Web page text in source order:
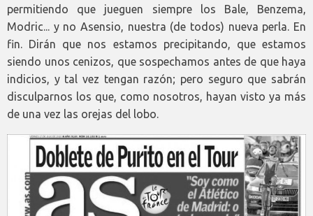
permitiendo que jueguen siempre los Bale, Benzema,
Modric... y no Asensio, nuestra (de todos) nueva perla. En
fin. Dirán que nos estamos precipitando, que estamos
siendo unos cenizos, que sospechamos antes de que haya
indicios, y tal vez tengan razón; pero seguro que sabrán
disculparnos los que, como nosotros, hayan visto ya más
de una vez las orejas del lobo.